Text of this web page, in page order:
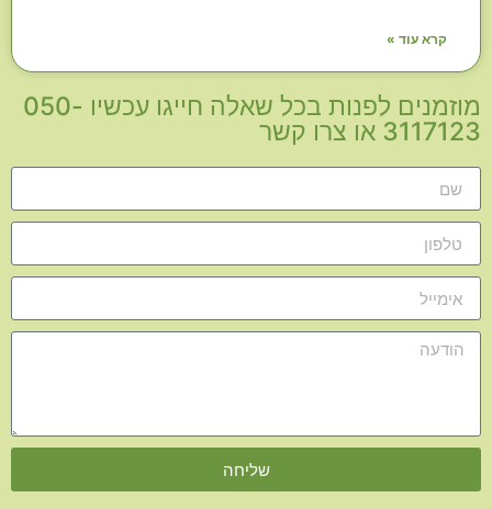
קרא עוד »
מוזמנים לפנות בכל שאלה חייגו עכשיו 050-
3117123 או צרו קשר
שליחה